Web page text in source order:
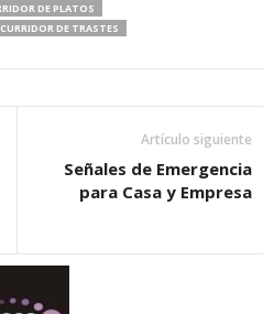
DE PLATOS
DE TRASTES
Artículo siguiente
Señales de Emergencia
para Casa y Empresa